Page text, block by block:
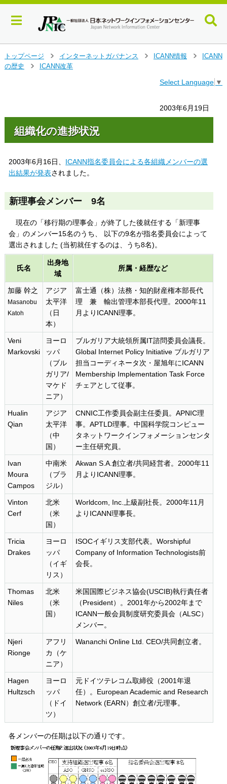
イ
ン
トップページ
>
インターネットガバナンス
ICANN情報
ICANN
の歴史
ICANN改革
Select Language ▼
2003年6月19日
組織化の進捗状況
2003年6月16日、 ICANN指名委員会による各組織メンバーの選
出結果が発表されました。
新理事会メンバー 9名
現在の「移行期の理事会」が終了した後就任する「新理事
会」のメンバー15名のうち、 以下の9名が指名委員会によって
選出されました (当初就任するのは、うち8名)。
氏名
出身地
域
所属・経歴など
加藤 幹之
Masanobu
Katoh
アジア
太平洋
（日
本）
富士通（株）法務・知的財産権本部長代
理 兼 輸出管理本部長代理。2000年11
月よりICANN理事。
Veni
Markovski
ヨーロ
ッパ
（ブル
ガリア/
マケド
ニア）
ブルガリア大統領所属IT諮問委員会議長。
Global Internet Policy Initiative ブルガリア
担当コーディネータ次・屋旭年にICANN
Membership Implementation Task Force
チェアとして従事。
Hualin
Qian
アジア
太平洋
（中
国）
CNNIC工作委員会副主任委員。APNIC理
事。APTLD理事。中国科学院コンピュー
タネットワークインフォメーションセンタ
ー主任研究員。
Ivan
Moura
Campos
中南米
（ブラ
ジル）
Akwan S.A.創立者/共同経営者。2000年11
月よりICANN理事。
Vinton
Cerf
北米
（米
国）
Worldcom, Inc.上級副社長。2000年11月
よりICANN理事長。
Tricia
Drakes
ヨーロ
ッパ
（イギ
リス）
ISOCイギリス支部代表。Worshipful
Company of Information Technologists前
会長。
Thomas
Niles
北米
（米
国）
米国国際ビジネス協会(USCIB)執行責任者
（President）。2001年から2002年まで
ICANN一般会員制度研究委員会（ALSC）
メンバー。
Njeri
Rionge
アフリ
カ（ケ
ニア）
Wananchi Online Ltd. CEO/共同創立者。
Hagen
Hultzsch
ヨーロ
ッパ
（ドイ
ツ）
元ドイツテレコム取締役（2001年退
任）。European Academic and Research
Network (EARN）創立者/元理事。
各メンバーの任期は以下の通りです。